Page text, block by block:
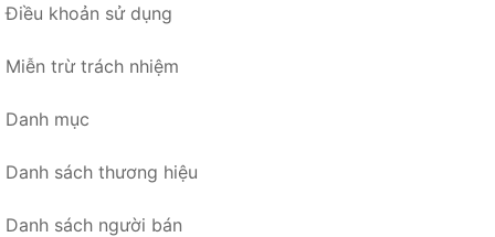
Điều khoản sử dụng
Miễn trừ trách nhiệm
Danh mục
Danh sách thương hiệu
Danh sách người bán